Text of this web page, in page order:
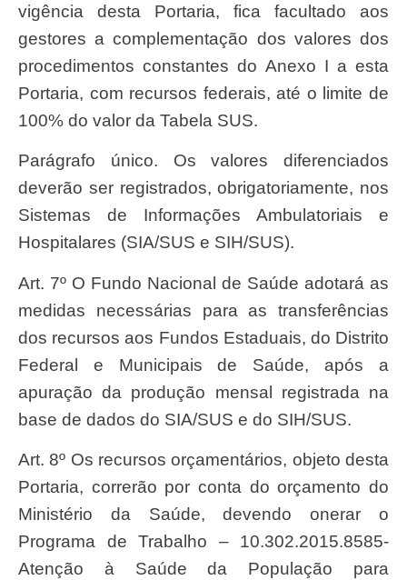
vigência desta Portaria, fica facultado aos
gestores a complementação dos valores dos
procedimentos constantes do Anexo I a esta
Portaria, com recursos federais, até o limite de
100% do valor da Tabela SUS.
Parágrafo único. Os valores diferenciados
deverão ser registrados, obrigatoriamente, nos
Sistemas de Informações Ambulatoriais e
Hospitalares (SIA/SUS e SIH/SUS).
Art. 7º O Fundo Nacional de Saúde adotará as
medidas necessárias para as transferências
dos recursos aos Fundos Estaduais, do Distrito
Federal e Municipais de Saúde, após a
apuração da produção mensal registrada na
base de dados do SIA/SUS e do SIH/SUS.
Art. 8º Os recursos orçamentários, objeto desta
Portaria, correrão por conta do orçamento do
Ministério da Saúde, devendo onerar o
Programa de Trabalho – 10.302.2015.8585-
Atenção à Saúde da População para